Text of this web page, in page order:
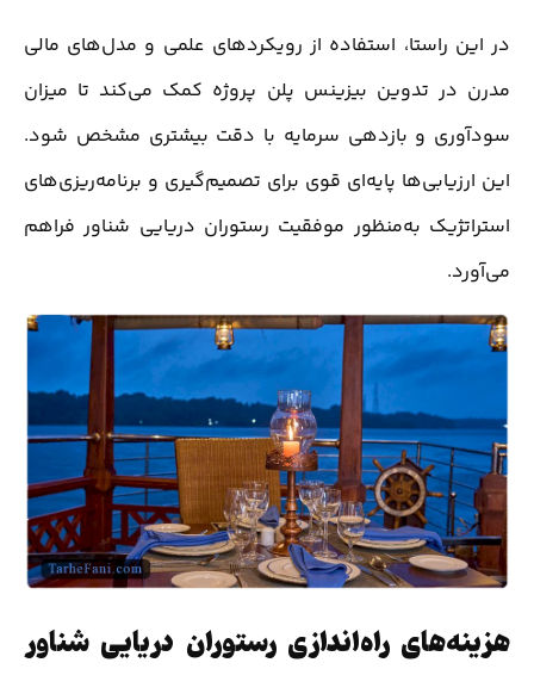
در این راستا، استفاده از رویکردهای علمی و مدل‌های مالی
مدرن در تدوین بیزینس پلن پروژه کمک می‌کند تا میزان
سودآوری و بازدهی سرمایه با دقت بیشتری مشخص شود.
این ارزیابی‌ها پایه‌ای قوی برای تصمیم‌گیری و برنامه‌ریزی‌های
استراتژیک به‌منظور موفقیت رستوران دریایی شناور فراهم
می‌آورد.
هزینه‌های راه‌اندازی رستوران دریایی شناور